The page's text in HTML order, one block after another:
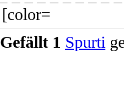
[color=
Gefällt 1 Spurti